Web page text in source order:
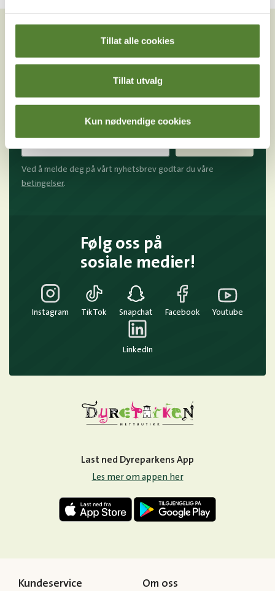
Tillat alle cookies
Tillat utvalg
Kun nødvendige cookies
VIL DU HA NYHETSBREV FRA
OSS?
Melder du deg på Dyreparkens nyhetsbrev får du
Ved å melde deg på vårt nyhetsbrev godtar du våre
betingelser.
Følg oss på
sosiale medier!
Instagram TikTok Snapchat Facebook Youtube
LinkedIn
Last ned Dyreparkens App
Les mer om appen her
Kundeservice Om oss